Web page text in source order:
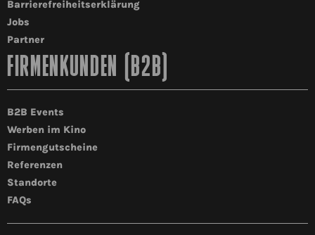
Barrierefreiheitserklärung
Jobs
Partner
FIRMENKUNDEN (B2B)
B2B Events
Werben im Kino
Firmengutscheine
Referenzen
Standorte
FAQs